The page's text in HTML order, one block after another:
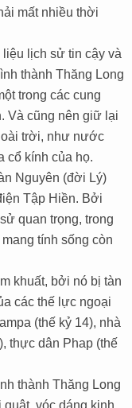
mất nhiều thời
lịch sử tin cậy và
thành Thăng Long
trong các cung
Và cũng nên giữ lại
trời, như nước
cổ kính của họ.
Nguyên (đời Lý)
Tập Hiền. Bởi
quan trọng, trong
tính sống còn
khuất, bởi nó bị tàn
các thế lực ngoại
(thế kỷ 14), nhà
thực dân Phap (thế
thành Thăng Long
vóc dáng kinh